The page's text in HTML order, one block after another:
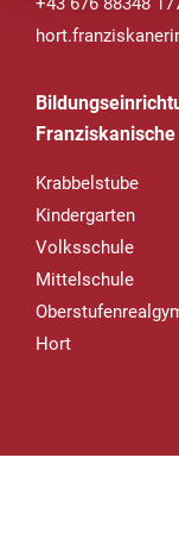
Krabbelstube
Kindergarten
Volksschule
Mittelschule
Hort